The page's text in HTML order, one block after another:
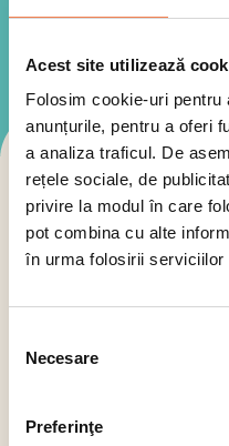
Acest site utilizează
Folosim cookie-uri
anunțurile, pentru a oferi
a analiza traficul. De
rețele sociale, de
privire la modul în care
pot combina cu alte
în urma folosirii serviciilor
consimțământului
Necesare
Preferinţe
Toate
Selectează